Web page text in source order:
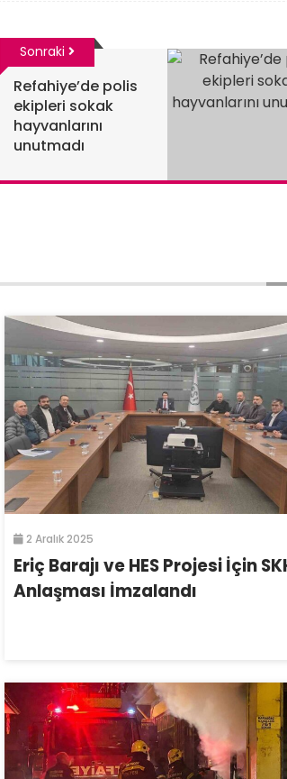
Refahiye’de polis
ekipleri sokak
hayvanlarını
unutmadı
Sonraki
2 Aralık 2025
Eriç Barajı ve HES Projesi İçin
Anlaşması İmzalandı